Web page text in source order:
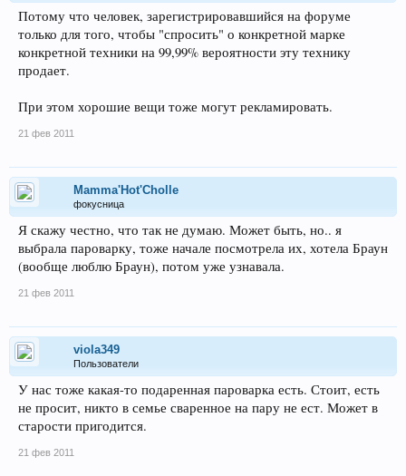
Потому что человек, зарегистрировавшийся на форуме
только для того, чтобы "спросить" о конкретной марке
конкретной техники на 99,99% вероятности эту технику
продает.
При этом хорошие вещи тоже могут рекламировать.
21 фев 2011
Mamma'Hot'Cholle
фокусница
Я скажу честно, что так не думаю. Может быть, но.. я
выбрала пароварку, тоже начале посмотрела их, хотела Браун
(вообще люблю Браун), потом уже узнавала.
21 фев 2011
viola349
Пользователи
У нас тоже какая-то подаренная пароварка есть. Стоит, есть
не просит, никто в семье сваренное на пару не ест. Может в
старости пригодится.
21 фев 2011